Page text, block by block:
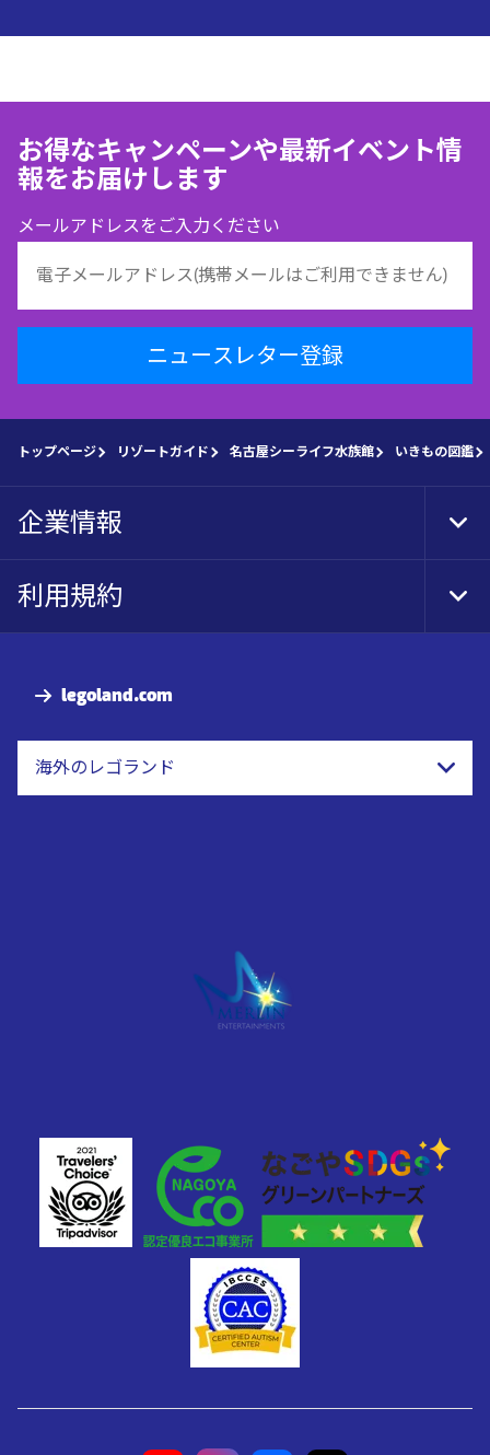
お得なキャンペーンや最新イベント情
報をお届けします
メールアドレスをご入力ください
ニュースレター登録
legoland.com
海外のレゴランド
トップページ リゾートガイド 名古屋シーライフ水族館 いきもの図鑑
企業情報
利用規約